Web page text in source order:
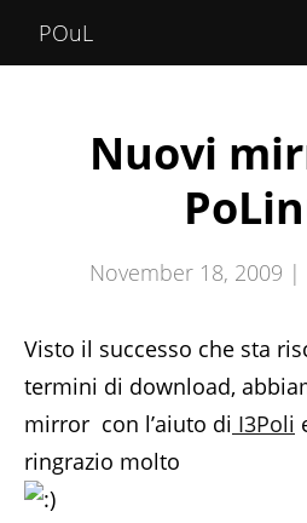
POuL
Home
Nuovi
November 18, 2009 |
Visto il successo che sta
termini di download,
mirror con l’aiuto di I3Poli
ringrazio molto